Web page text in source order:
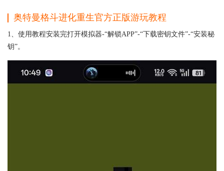
奥特曼格斗进化重生官方正版游玩教程
1、使用教程安装完打开模拟器-“解锁APP”-“下载密钥文件”-“安装秘
钥”。